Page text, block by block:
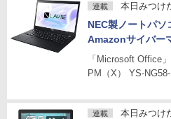
連載 本日みつけ
NEC製ノートパソ
Amazonサイバー
「Microsoft Office
PM（X） YS-
連載 本日みつけ